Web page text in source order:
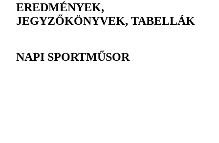
EREDMÉNYEK,
JEGYZŐKÖNYVEK, TABELLÁK
NAPI SPORTMŰSOR